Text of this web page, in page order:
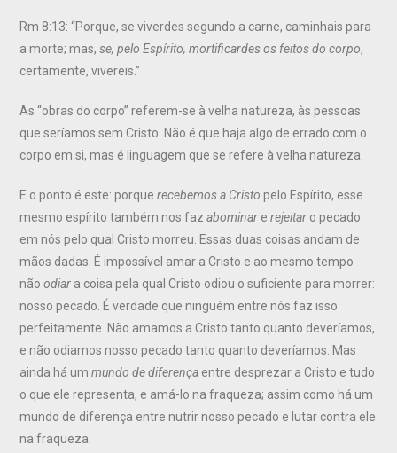
Rm 8:13: “Porque, se viverdes segundo a carne, caminhais para
a morte; mas,se, pelo Espírito, mortificardes os feitos do corpo,
certamente, vivereis.”
As “obras do corpo” referem-se à velha natureza, às pessoas
que seríamos sem Cristo. Não é que haja algo de errado com o
corpo em si, mas é linguagem que se refere à velha natureza.
E o ponto é este: porquerecebemos a Cristo pelo Espírito, esse
mesmo espírito também nos fazabominar erejeitar o pecado
em nós pelo qual Cristo morreu. Essas duas coisas andam de
mãos dadas. É impossível amar a Cristo e ao mesmo tempo
nãoodiar a coisa pela qual Cristo odiou o suficiente para morrer:
nosso pecado. É verdade que ninguém entre nós faz isso
perfeitamente. Não amamos a Cristo tanto quanto deveríamos,
e não odiamos nosso pecado tanto quanto deveríamos. Mas
ainda há ummundo de diferença entre desprezar a Cristo e tudo
o que ele representa, e amá-lo na fraqueza; assim como há um
mundo de diferença entre nutrir nosso pecado e lutar contra ele
na fraqueza.